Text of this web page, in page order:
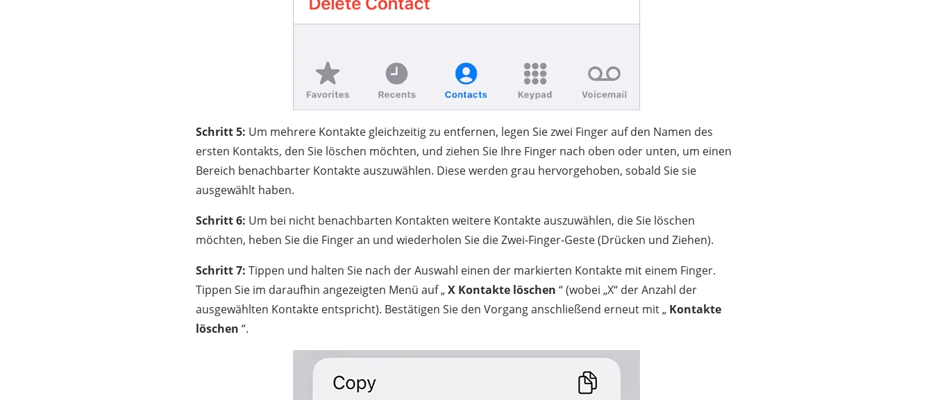
Schritt 5: Um mehrere Kontakte gleichzeitig zu entfernen, legen Sie zwei Finger auf den Namen des
ersten Kontakts, den Sie löschen möchten, und ziehen Sie Ihre Finger nach oben oder unten, um einen
Bereich benachbarter Kontakte auszuwählen. Diese werden grau hervorgehoben, sobald Sie sie
ausgewählt haben.
Schritt 6: Um bei nicht benachbarten Kontakten weitere Kontakte auszuwählen, die Sie löschen
möchten, heben Sie die Finger an und wiederholen Sie die Zwei-Finger-Geste (Drücken und Ziehen).
Schritt 7: Tippen und halten Sie nach der Auswahl einen der markierten Kontakte mit einem Finger.
Tippen Sie im daraufhin angezeigten Menü auf „X Kontakte löschen “ (wobei „X“ der Anzahl der
ausgewählten Kontakte entspricht). Bestätigen Sie den Vorgang anschließend erneut mit „ Kontakte
löschen “.